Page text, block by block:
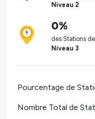
Niveau 2
0%
des Stations de
Niveau 3
Pourcentage de
Nombre Total de